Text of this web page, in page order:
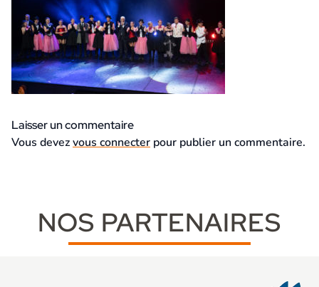
Laisser un commentaire
Vous devezvous connecter pour publier un commentaire.
NOS PARTENAIRES